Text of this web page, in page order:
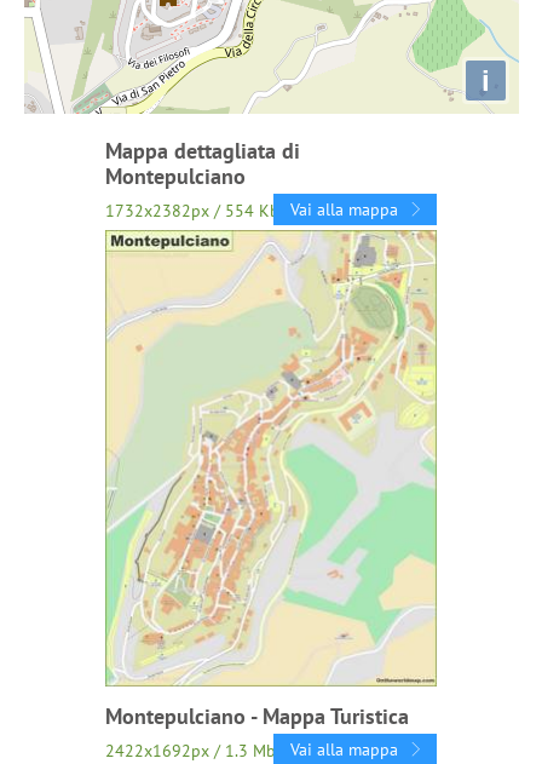
i
Mappa dettagliata di
Montepulciano
1732x2382px / 554 Kb Vai alla mappa
Montepulciano - Mappa Turistica
2422x1692px / 1.3 Mb Vai alla mappa